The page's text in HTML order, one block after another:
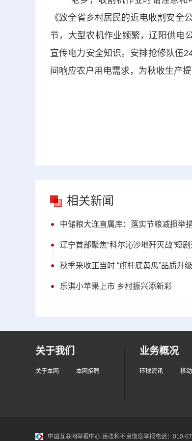
《致全省乡村居民的近电收割安全
节，大型农机作业频繁，辽阳供电
宣传电力安全知识。安排抢修队伍
间响应农户用电需求，为秋收生产
相关新闻
中储粮大连直属库：落实节粮减损举
辽宁首部聚焦“科尔沁沙地歼灭战”短
秋季采收正当时 “旗杆底黄瓜”品质升
乐淇小苹果上市 乡村振兴添新彩
关于我们
关于本网 本网招聘
业务概况
环球资讯 移
中国互联网举报中心 违法和不良信息举报电话：010-